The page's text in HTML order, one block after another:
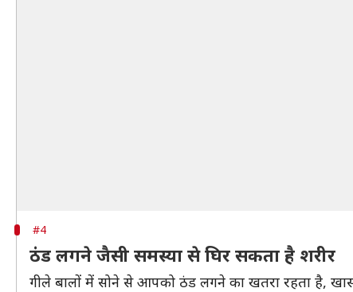
#4
ठंड लगने जैसी समस्या से घिर सकता है शरीर
गीले बालों में सोने से आपको ठंड लगने का खतरा रहता है,